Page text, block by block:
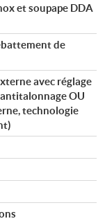
et soupape DDA
de
avec réglage
OU
technologie